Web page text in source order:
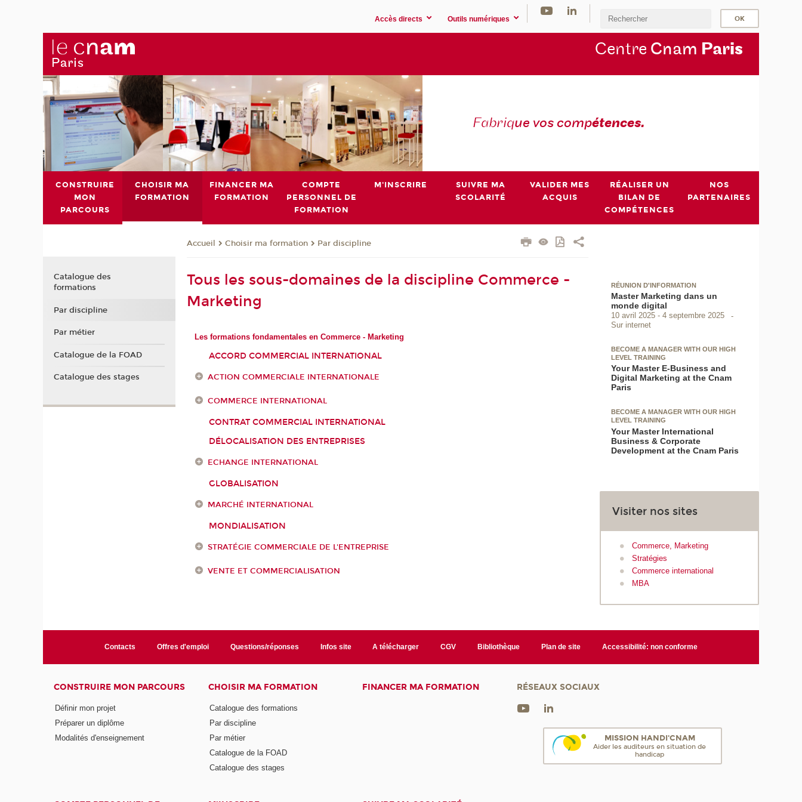
Accès directs Outils numériques
Centre Cnam Paris
Fabrique vos compétences.
CONSTRUIRE
MON
PARCOURS
CHOISIR MA
FORMATION
FINANCER MA
FORMATION
COMPTE
PERSONNEL DE
FORMATION
M'INSCRIRE
SUIVRE MA
SCOLARITÉ
VALIDER MES
ACQUIS
RÉALISER UN
BILAN DE
COMPÉTENCES
NOS
PARTENAIRES
Accueil Choisir ma formation Par discipline
Tous les sous-domaines de la discipline Commerce -
Marketing
Les formations fondamentales en Commerce - Marketing
ACCORD COMMERCIAL INTERNATIONAL
ACTION COMMERCIALE INTERNATIONALE
COMMERCE INTERNATIONAL
CONTRAT COMMERCIAL INTERNATIONAL
DÉLOCALISATION DES ENTREPRISES
ECHANGE INTERNATIONAL
GLOBALISATION
MARCHÉ INTERNATIONAL
MONDIALISATION
STRATÉGIE COMMERCIALE DE L'ENTREPRISE
VENTE ET COMMERCIALISATION
RÉUNION D'INFORMATION
Master Marketing dans un
monde digital
10 avril 2025
4 septembre 2025
Sur internet
BECOME A MANAGER WITH OUR HIGH
LEVEL TRAINING
Your Master E-Business and
Digital Marketing at the Cnam
Paris
BECOME A MANAGER WITH OUR HIGH
LEVEL TRAINING
Your Master International
Business & Corporate
Development at the Cnam Paris
Visiter nos sites
Commerce, Marketing
Stratégies
Commerce international
MBA
Catalogue des
formations
Par discipline
Par métier
Catalogue de la FOAD
Catalogue des stages
Contacts Offres d'emploi Questions/réponses Infos site A télécharger CGV Bibliothèque Plan de site Accessibilité: non conforme
CONSTRUIRE MON PARCOURS
Définir mon projet
Préparer un diplôme
Modalités d'enseignement
CHOISIR MA FORMATION
Catalogue des formations
Par discipline
Par métier
Catalogue de la FOAD
Catalogue des stages
FINANCER MA FORMATION RÉSEAUX SOCIAUX
MISSION HANDI'CNAM
Aider les auditeurs en situation de
handicap